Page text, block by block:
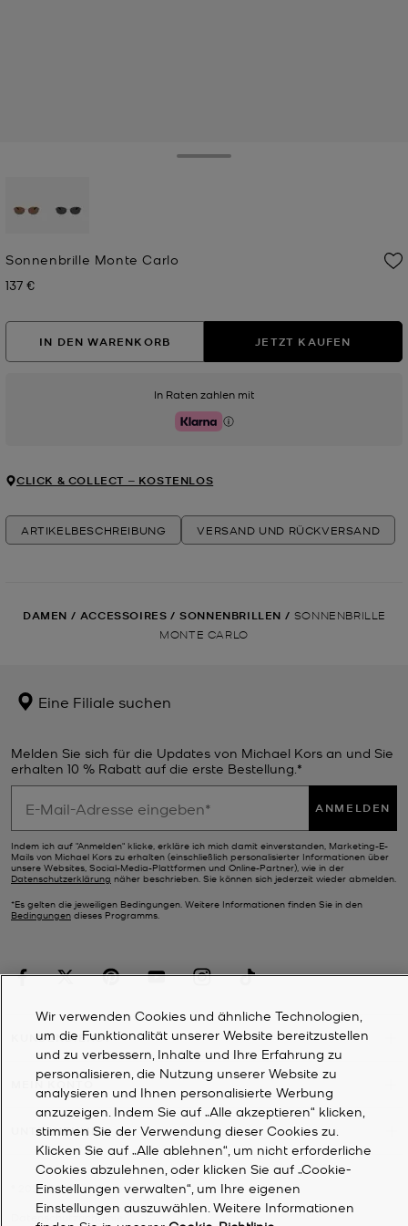
Sonnenbrille Monte Carlo
Jetzt
137 €
IN DEN WARENKORB JETZT KAUFEN
In Raten zahlen mit
Klarna
CLICK & COLLECT ‒ KOSTENLOS
ARTIKELBESCHREIBUNG VERSAND UND RÜCKVERSAND
DAMEN / ACCESSOIRES / SONNENBRILLEN / SONNENBRILLE
MONTE CARLO
Eine Filiale suchen
Melden Sie sich für die Updates von Michael Kors an und Sie
erhalten 10 % Rabatt auf die erste Bestellung.*
ANMELDEN
Indem ich auf "Anmelden" klicke, erkläre ich mich damit einverstanden, Marketing-E-
Mails von Michael Kors zu erhalten (einschließlich personalisierter Informationen über
unsere Websites, Social-Media-Plattformen und Online-Partner), wie in der
Datenschutzerklärung näher beschrieben. Sie können sich jederzeit wieder abmelden.
*Es gelten die jeweiligen Bedingungen. Weitere Informationen finden Sie in den
Bedingungen dieses Programms.
KUNDENDIENST
MEIN KONTO
UNTERNEHMEN
2026Michael Kors
Datenschutzrichtlinie
Wir verwenden Cookies und ähnliche Technologien,
um die Funktionalität unserer Website bereitzustellen
und zu verbessern, Inhalte und Ihre Erfahrung zu
personalisieren, die Nutzung unserer Website zu
analysieren und Ihnen personalisierte Werbung
anzuzeigen. Indem Sie auf „Alle akzeptieren“ klicken,
stimmen Sie der Verwendung dieser Cookies zu.
Klicken Sie auf „Alle ablehnen“, um nicht erforderliche
Cookies abzulehnen, oder klicken Sie auf „Cookie-
Einstellungen verwalten“, um Ihre eigenen
Einstellungen auszuwählen. Weitere Informationen